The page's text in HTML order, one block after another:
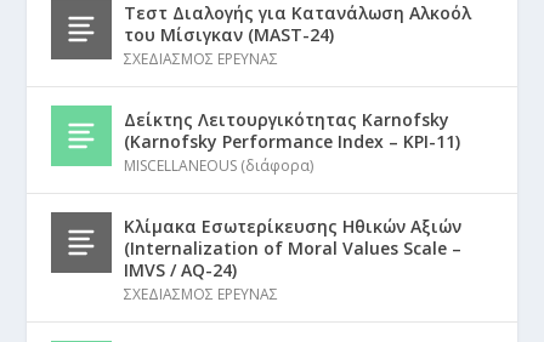
Τεστ Διαλογής για Κατανάλωση Αλκοόλ
του Μίσιγκαν (MAST-24)
ΣΧΕΔΙΑΣΜΟΣ ΕΡΕΥΝΑΣ
Δείκτης Λειτουργικότητας Karnofsky
(Karnofsky Performance Index – KPI-11)
MISCELLANEOUS (διάφορα)
Κλίμακα Εσωτερίκευσης Ηθικών Αξιών
(Internalization of Moral Values Scale –
IMVS / AQ-24)
ΣΧΕΔΙΑΣΜΟΣ ΕΡΕΥΝΑΣ